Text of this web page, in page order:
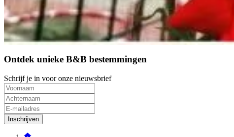
Direct reserveren
Ontdek unieke B&B bestemmingen
Schrijf je in voor onze nieuwsbrief
Inschrijven